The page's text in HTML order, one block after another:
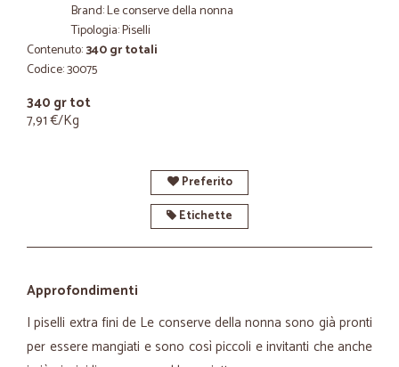
Brand: Le conserve della nonna
Tipologia: Piselli
Contenuto:340 gr totali
Codice: 30075
340 gr tot
7,91 €/Kg
Preferito
Etichette
Approfondimenti
I piselli extra fini de Le conserve della nonna sono già pronti
per essere mangiati e sono così piccoli e invitanti che anche